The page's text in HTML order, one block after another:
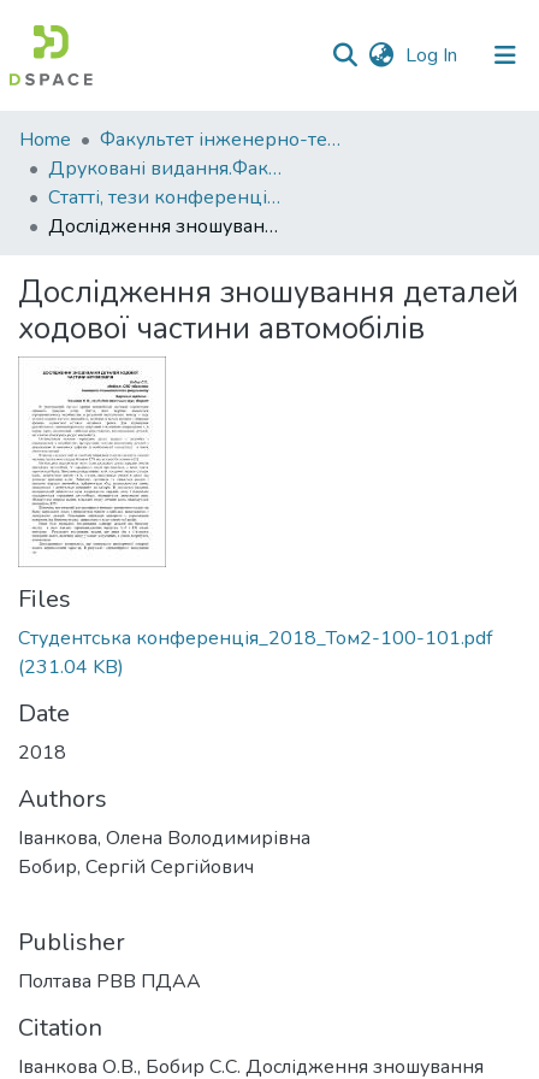
Log In (current)
Communities
&
Collections
All of DSpace
Statistics
Home
Факультет інженерно-технологічний
Друковані видання.Факультет інженерно-технологічний
Статті, тези конференцій. Факультет інженерно-технологічний
Дослідження зношування деталей ходової частини автомобілів
Дослідження зношування деталей
ходової частини автомобілів
Files
Студентська конференція_2018_Том2-100-101.pdf
(231.04 KB)
Date
2018
Authors
Іванкова, Олена Володимирівна
Бобир, Сергій Сергійович
Publisher
Полтава РВВ ПДАА
Citation
Іванкова О.В., Бобир С.С. Дослідження зношування